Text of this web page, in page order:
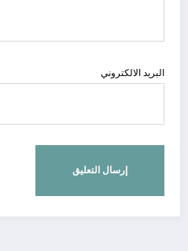
البريد الالكتروني